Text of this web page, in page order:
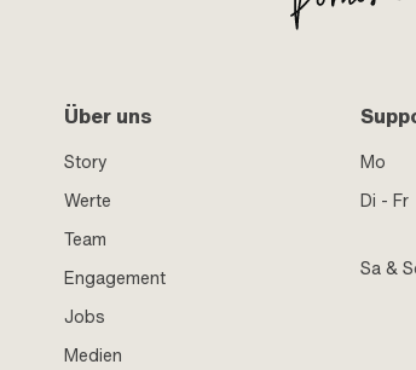
Über uns
Story
Werte
Team
Engagement
Jobs
Medien
Mo
Di - Fr
Sa &